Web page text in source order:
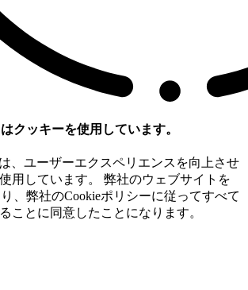
クッキーを使用しています。
、ユーザーエクスペリエンスを向上させ
用しています。 弊社のウェブサイトを
、弊社のCookieポリシーに従ってすべて
ことに同意したことになります。